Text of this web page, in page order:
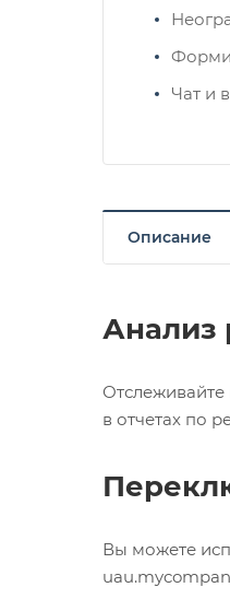
Чат и
Описание
Анализ
Отслеживайте
в отчетах по
Вы можете